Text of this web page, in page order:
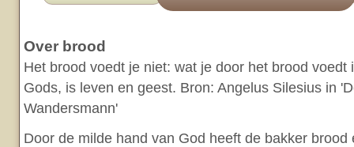
Over brood
Het brood voedt je niet: wat je door het brood voedt
Gods, is leven en geest. Bron: Angelus Silesius in
Wandersmann'
Door de milde hand van God heeft de bakker brood